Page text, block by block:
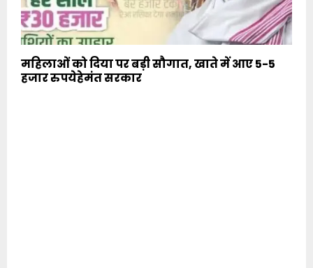
महिलाओं को दिया पर बड़ी सौगात, खाते में आए 5-5
हजार रुपयेहेमंत सरकार